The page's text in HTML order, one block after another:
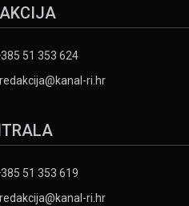
51 353 624
redakcija@kanal-ri.hr
51 353 619
redakcija@kanal-ri.hr